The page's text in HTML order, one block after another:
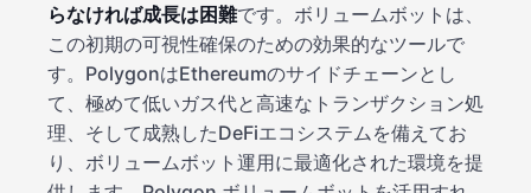
らなければ成長は困難です。ボリュームボットは、
この初期の可視性確保のための効果的なツールで
す。PolygonはEthereumのサイドチェーンとし
て、極めて低いガス代と高速なトランザクション処
理、そして成熟したDeFiエコシステムを備えてお
り、ボリュームボット運用に最適化された環境を提